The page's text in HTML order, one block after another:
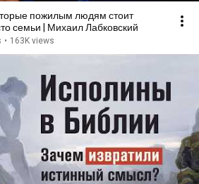
пожилым людям стоит
семьи | Михаил Лабковский
• 163K views